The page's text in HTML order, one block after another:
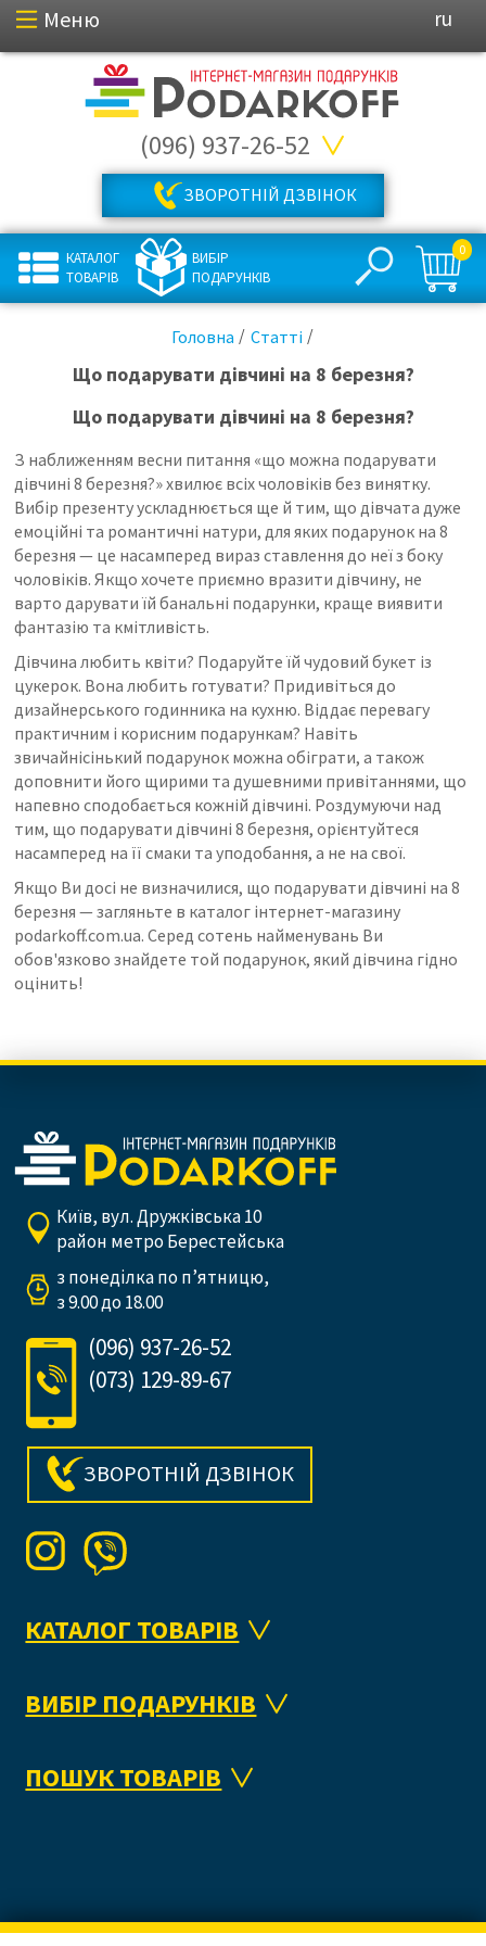
Меню ru
(096) 937-26-52
ЗВОРОТНІЙ ДЗВІНОК
КАТАЛОГ
ТОВАРІВ
ВИБІР
ПОДАРУНКІВ
0
Головна Статті
Що подарувати дівчині на 8 березня?
Що подарувати дівчині на 8 березня?
З наближенням весни питання «що можна подарувати
дівчині 8 березня?» хвилює всіх чоловіків без винятку.
Вибір презенту ускладнюється ще й тим, що дівчата дуже
емоційні та романтичні натури, для яких подарунок на 8
березня — це насамперед вираз ставлення до неї з боку
чоловіків. Якщо хочете приємно вразити дівчину, не
варто дарувати їй банальні подарунки, краще виявити
фантазію та кмітливість.
Дівчина любить квіти? Подаруйте їй чудовий букет із
цукерок. Вона любить готувати? Придивіться до
дизайнерського годинника на кухню. Віддає перевагу
практичним і корисним подарункам? Навіть
звичайнісінький подарунок можна обіграти, а також
доповнити його щирими та душевними привітаннями, що
напевно сподобається кожній дівчині. Роздумуючи над
тим, що подарувати дівчині 8 березня, орієнтуйтеся
насамперед на її смаки та уподобання, а не на свої.
Якщо Ви досі не визначилися, що подарувати дівчині на 8
березня — загляньте в каталог інтернет-магазину
podarkoff.com.ua. Серед сотень найменувань Ви
обов'язково знайдете той подарунок, який дівчина гідно
оцінить!
Київ, вул. Дружківська 10
район метро Берестейська
з понеділка по п’ятницю,
з 9.00 до 18.00
(096) 937-26-52
(073) 129-89-67
ЗВОРОТНІЙ ДЗВІНОК
КАТАЛОГ ТОВАРІВ
ВИБІР ПОДАРУНКІВ
ПОШУК ТОВАРІВ